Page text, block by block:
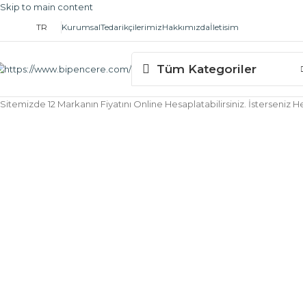
Skip to main content
TR KurumsalTedarikçilerimizHakkımızdaİletisim
Tüm Kategoriler
Sitemizde 12 Markanın Fiyatını Online Hesaplatabilirsiniz. İsterseniz